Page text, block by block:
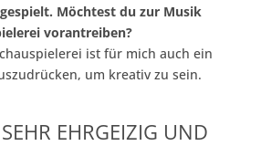
Möchtest du zur Musik
vorantreiben?
ist für mich auch ein
um kreativ zu sein.
EHRGEIZIG UND